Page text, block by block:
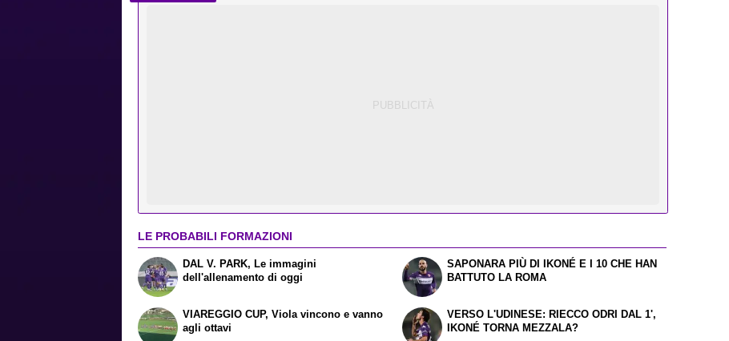
LE PROBABILI FORMAZIONI
DAL V. PARK, Le immagini
dell'allenamento di oggi
VIAREGGIO CUP, Viola vincono e vanno
agli ottavi
SAPONARA PIÙ DI IKONÉ E I 10 CHE HAN
BATTUTO LA ROMA
VERSO L'UDINESE: RIECCOODRI
DAL 1',
IKONÉ TORNA MEZZALA?